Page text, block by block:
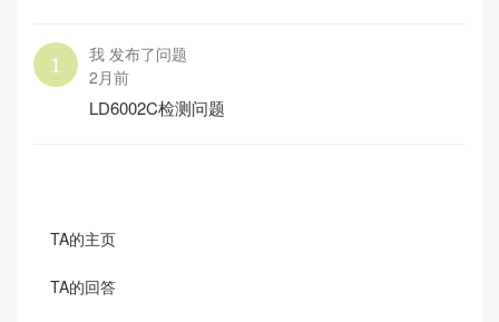
我 发布了问题
2月前
LD6002C检测问题
TA的主页
TA的回答